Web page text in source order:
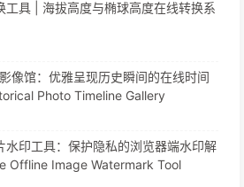
工具 | 海拔高度与椭球高度在线转换系
像馆：优雅呈现历史瞬间的在线时间
Photo Timeline Gallery
水印工具：保护隐私的浏览器端水印解
Offline Image Watermark Tool